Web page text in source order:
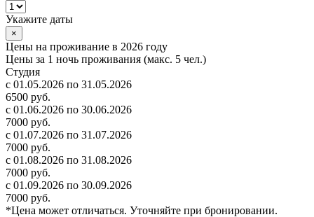
Укажите даты
×
Цены на проживание в 2026 году
Цены за 1 ночь проживания (макс. 5 чел.)
Студия
с 01.05.2026 по 31.05.2026
6500 руб.
с 01.06.2026 по 30.06.2026
7000 руб.
с 01.07.2026 по 31.07.2026
7000 руб.
с 01.08.2026 по 31.08.2026
7000 руб.
с 01.09.2026 по 30.09.2026
7000 руб.
*Цена может отличаться. Уточняйте при бронировании.